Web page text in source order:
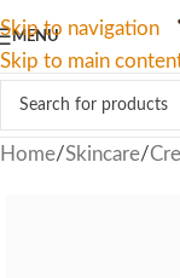
Skip to navigation
Skip to main
MENU
Home/Skincare/